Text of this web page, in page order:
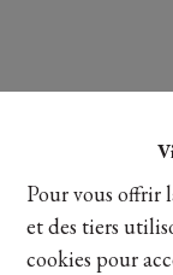
Pour vous offrir
et des tiers
cookies pour